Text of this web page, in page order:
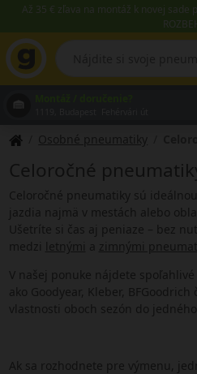
Až 35 € zľava na montáž k novej sade
Osobné pneumatiky
Celoročné
Celoročné pneumatiky sú
jazdia najmä v mestách alebo
Ušetríte si čas aj peniaze – bez
medzi
letnými a zimnými
V našej ponuke nájdete
ako Goodyear, Kleber, BFGoodrich
vlastnosti oboch sezón do jedného
Ak sa rozhodnete pre výmenu,